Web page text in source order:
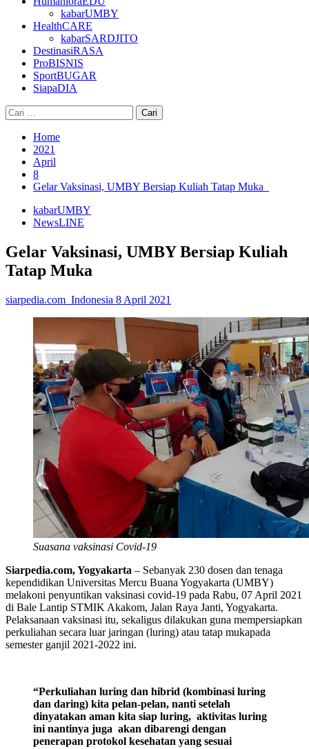
kabarUMBY
HealthCARE
kabarSARDJITO
DestinasiRASA
ProBISNIS
SportBUGAR
SiapaDIA
Cari
untuk:
Home
2021
April
8
Gelar Vaksinasi, UMBY Bersiap Kuliah Tatap Muka
kabarUMBY
NewsLINE
Gelar Vaksinasi, UMBY Bersiap Kuliah
Tatap Muka
siarpedia.com_Indonesia 8 April 2021
Suasana vaksinasi Covid-19
Siarpedia.com, Yogyakarta – Sebanyak 230 dosen dan tenaga
kependidikan Universitas Mercu Buana Yogyakarta (UMBY)
melakoni penyuntikan vaksinasi covid-19 pada Rabu, 07 April 2021
di Bale Lantip STMIK Akakom, Jalan Raya Janti, Yogyakarta.
Pelaksanaan vaksinasi itu, sekaligus dilakukan guna mempersiapkan
perkuliahan secara luar jaringan (luring) atau tatap mukapada
semester ganjil 2021-2022 ini.
“Perkuliahan luring dan hibrid (kombinasi luring
dan daring) kita pelan-pelan, nanti setelah
dinyatakan aman kita siap luring, aktivitas luring
ini nantinya juga akan dibarengi dengan
penerapan protokol kesehatan yang sesuai